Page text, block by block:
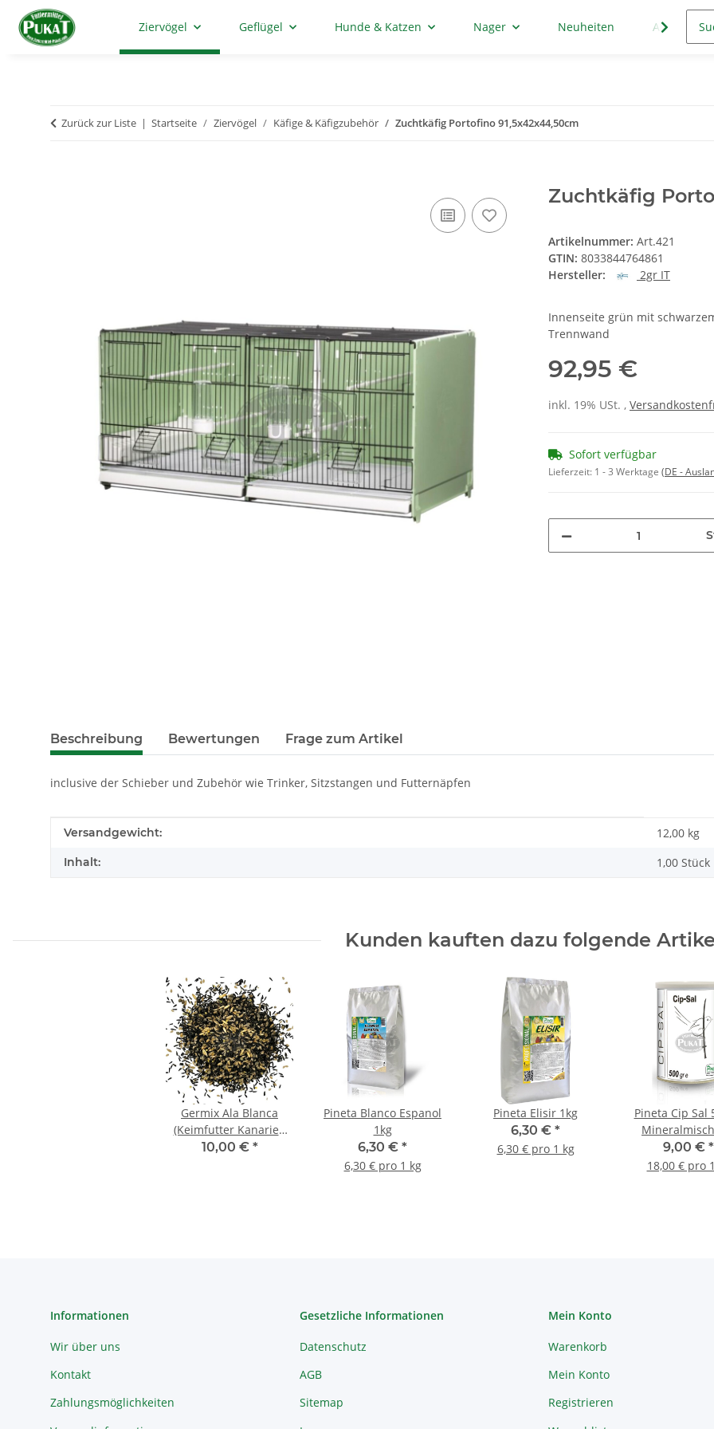
Ziervögel Geflügel Hunde & Katzen Nager Neuheiten Aktion
Zurück zur Liste Startseite Ziervögel Käfige & Käfigzubehör Zuchtkäfig Portofino 91,5x42x44,50cm
Zuchtkäfig
Artikelnummer: Art.421
GTIN: 8033844764861
Hersteller:
2gr IT
Innenseite grün mit
Trennwand
92,95 €
inkl. 19% USt. ,
Sofort verfügbar
Lieferzeit: 1 - 3 Werktage (DE -
Beschreibung Bewertungen Frage zum Artikel
inclusive der Schieber und Zubehör wie Trinker, Sitzstangen und Futternäpfen
Produkteigenschaft
Wert
Versandgewicht: 12,00 kg
Inhalt: 1,00 Stück
Kunden kauften dazu folgende
Germix Ala Blanca
(Keimfutter Kanarien
Mosaik/Weißflügel) 1kg
10,00 € *
Pineta Blanco Espanol
1kg
6,30 € *
6,30 € pro 1 kg
Pineta Elisir 1kg
6,30 € *
6,30 € pro 1 kg
Pineta Cip Sal
9,00 € *
18,00 € pro
Informationen
Wir über uns
Kontakt
Zahlungsmöglichkeiten
Gesetzliche Informationen
Datenschutz
AGB
Sitemap
Mein Konto
Warenkorb
Mein Konto
Registrieren